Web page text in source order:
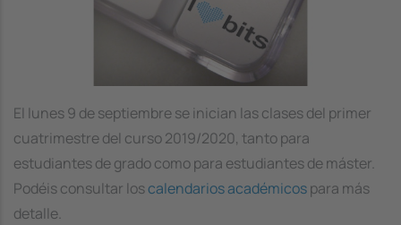
El lunes 9 de septiembre se inician las clases del primer
cuatrimestre del curso 2019/2020, tanto para
estudiantes de grado como para estudiantes de máster.
Podéis consultar loscalendarios académicospara más
detalle.